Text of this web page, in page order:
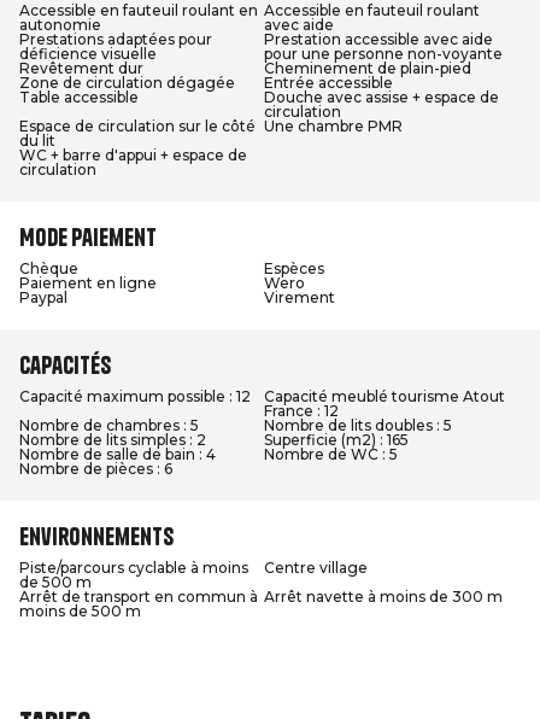
Accessible en fauteuil roulant en
autonomie
Accessible en fauteuil roulant
avec aide
Prestations adaptées pour
déficience visuelle
Prestation accessible avec aide
pour une personne non-voyante
Revêtement dur
Cheminement de plain-pied
Zone de circulation dégagée
Entrée accessible
Table accessible
Douche avec assise + espace de
circulation
Espace de circulation sur le côté
du lit
Une chambre PMR
WC + barre d'appui + espace de
circulation
Mode paiement
Chèque
Espèces
Paiement en ligne
Wero
Paypal
Virement
Capacités
Capacité maximum possible : 12
Capacité meublé tourisme Atout
France : 12
Nombre de chambres : 5
Nombre de lits doubles : 5
Nombre de lits simples : 2
Superficie (m2) : 165
Nombre de salle de bain : 4
Nombre de WC : 5
Nombre de pièces : 6
Environnements
Piste/parcours cyclable à moins
de 500 m
Centre village
Arrêt de transport en commun à
moins de 500 m
Arrêt navette à moins de 300 m